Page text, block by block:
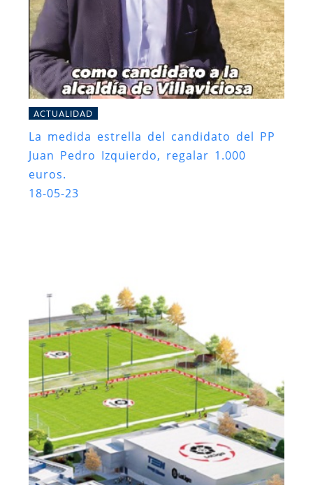
ACTUALIDAD
La medida estrella del candidato del PP
Juan Pedro Izquierdo, regalar 1.000
euros.
18-05-23